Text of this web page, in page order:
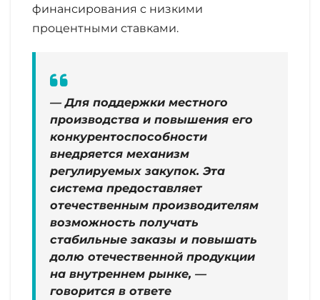
финансирования с низкими
процентными ставками.
— Для поддержки местного
производства и повышения его
конкурентоспособности
внедряется механизм
регулируемых закупок. Эта
система предоставляет
отечественным производителям
возможность получать
стабильные заказы и повышать
долю отечественной продукции
на внутреннем рынке, —
говорится в ответе